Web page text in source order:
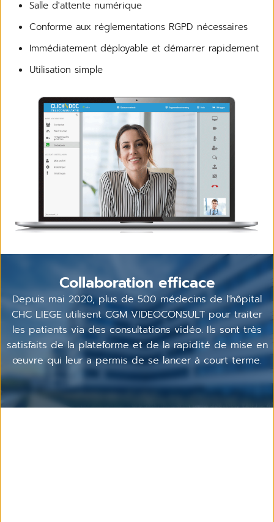
Salle d'attente numérique
Conforme aux réglementations RGPD nécessaires
Immédiatement déployable et démarrer rapidement
Utilisation simple
Collaboration efficace
Depuis mai 2020, plus de 500 médecins de l'hôpital
CHC LIEGE utilisent CGM VIDEOCONSULT pour traiter
les patients via des consultations vidéo. Ils sont très
satisfaits de la plateforme et de la rapidité de mise en
œuvre qui leur a permis de se lancer à court terme.